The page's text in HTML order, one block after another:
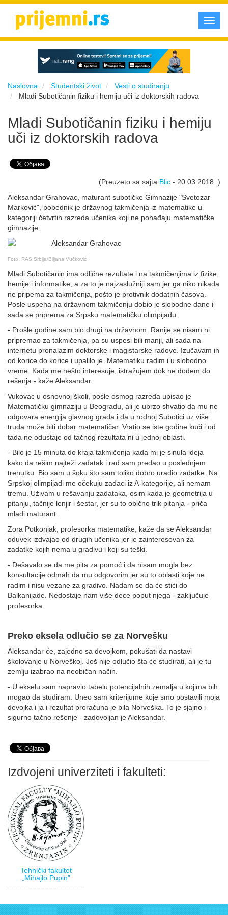
Naslovna Studentski život
Vesti o studiranju
Mladi Subotičanin fiziku i hemiju uči iz doktorskih radova
Mladi Subotičanin fiziku i hemiju
uči iz doktorskih radova
(Preuzeto sa sajta Blic - 20.03.2018. )
Aleksandar Grahovac, maturant subotičke Gimnazije "Svetozar
Marković", pobednik je državnog takmičenja iz matematike u
kategoriji četvrtih razreda učenika koji ne pohađaju matematičke
gimnazije.
Foto: RAS Srbija/Biljana Vučković
Mladi Subotičanin ima odlične rezultate i na takmičenjima iz fizike,
hemije i informatike, a za to je najzaslužniji sam jer ga niko nikada
ne pripema za takmičenja, pošto je protivnik dodatnih časova.
Posle uspeha na državnom takmičenju dobio je slobodne dane i
sada se priprema za Srpsku matematičku olimpijadu.
- Prošle godine sam bio drugi na državnom. Ranije se nisam ni
pripremao za takmičenja, pa su uspesi bili manji, ali sada na
internetu pronalazim doktorske i magistarske radove. Izučavam ih
od korice do korice i upalilo je. Matematiku radim i u slobodno
vreme. Kada me nešto interesuje, istražujem dok ne dođem do
rešenja - kaže Aleksandar.
Vukovac u osnovnoj školi, posle osmog razreda upisao je
Matematičku gimnaziju u Beogradu, ali je ubrzo shvatio da mu ne
odgovara energija glavnog grada i da u rodnoj Subotici uz više
truda može biti dobar matematičar. Vratio se iste godine kući i od
tada ne odustaje od tačnog rezultata ni u jednoj oblasti.
- Bilo je 15 minuta do kraja takmičenja kada mi je sinula ideja
kako da rešim najteži zadatak i rad sam predao u poslednjem
trenutku. Bio sam u šoku što sam toliko dobro uradio zadatke. Na
Srpskoj olimpijadi me očekuju zadaci iz A-kategorije, ali nemam
tremu. Uživam u rešavanju zadataka, osim kada je geometrija u
pitanju, tačnije lenjir i šestar, jer su to obično trik pitanja - priča
mladi maturant.
Zora Potkonjak, profesorka matematike, kaže da se Aleksandar
oduvek izdvajao od drugih učenika jer je zainteresovan za
zadatke kojih nema u gradivu i koji su teški.
- Dešavalo se da me pita za pomoć i da nisam mogla bez
konsultacije odmah da mu odgovorim jer su to oblasti koje ne
radim i nisu vezane za gradivo. Nadam se da će stići do
Balkanijade. Nedostaje nam više dece poput njega - zaključuje
profesorka.
Preko eksela odlučio se za Norvešku
Aleksandar će, zajedno sa devojkom, pokušati da nastavi
školovanje u Norveškoj. Još nije odlučio šta će studirati, ali je tu
zemlju izabrao na neobičan način.
- U ekselu sam napravio tabelu potencijalnih zemalja u kojima bih
mogao da studiram. Uneo sam kriterijume koje smo postavili moja
devojka i ja i rezultat proračuna je bila Norveška. To je sjajno i
sigurno tačno rešenje - zadovoljan je Aleksandar.
Izdvojeni univerziteti i fakulteti:
Tehnički fakultet
„Mihajlo Pupin”